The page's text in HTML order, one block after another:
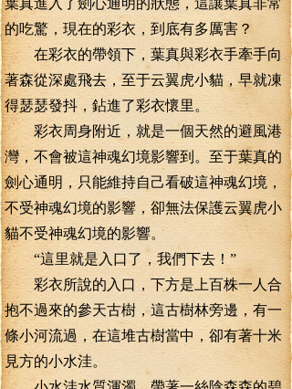
葉真進入了劍心通明的狀態，這讓葉真非常
的吃驚，現在的彩衣，到底有多厲害？
在彩衣的帶領下，葉真與彩衣手牽手向
著森從深處飛去，至于云翼虎小貓，早就凍
得瑟瑟發抖，鉆進了彩衣懷里。
彩衣周身附近，就是一個天然的避風港
灣，不會被這神魂幻境影響到。至于葉真的
劍心通明，只能維持自己看破這神魂幻境，
不受神魂幻境的影響，卻無法保護云翼虎小
貓不受神魂幻境的影響。
“這里就是入口了，我們下去！”
彩衣所說的入口，下方是上百株一人合
抱不過來的參天古樹，這古樹林旁邊，有一
條小河流過，在這堆古樹當中，卻有著十米
見方的小水洼。